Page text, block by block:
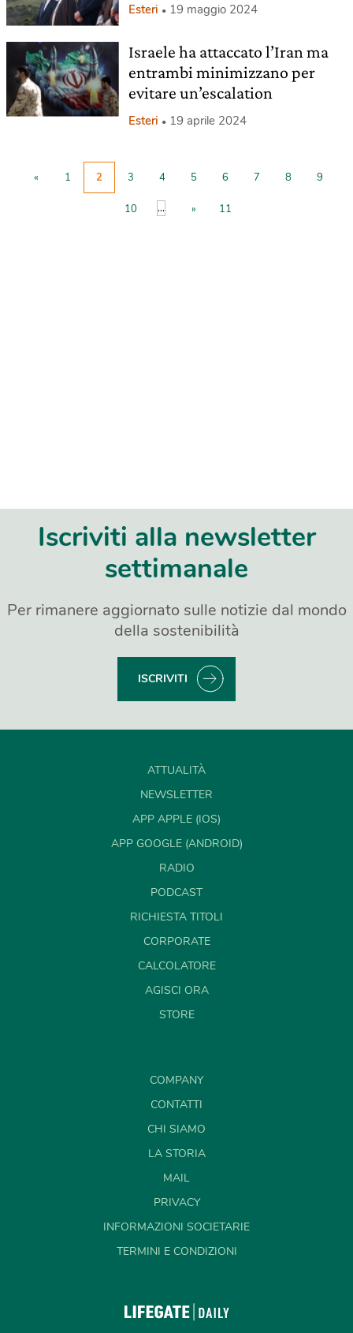
Esteri 19 maggio 2024
Israele ha attaccato l’Iran ma
entrambi minimizzano per
evitare un’escalation
Esteri 19 aprile 2024
« 1 2 3 4 5 6 7 8 9
10 ... » 11
Iscriviti alla newsletter
settimanale
Per rimanere aggiornato sulle notizie dal mondo
della sostenibilità
ISCRIVITI
ATTUALITÀ
NEWSLETTER
APP APPLE (IOS)
APP GOOGLE (ANDROID)
RADIO
PODCAST
RICHIESTA TITOLI
CORPORATE
CALCOLATORE
AGISCI ORA
STORE
COMPANY
CONTATTI
CHI SIAMO
LA STORIA
MAIL
PRIVACY
INFORMAZIONI SOCIETARIE
TERMINI E CONDIZIONI